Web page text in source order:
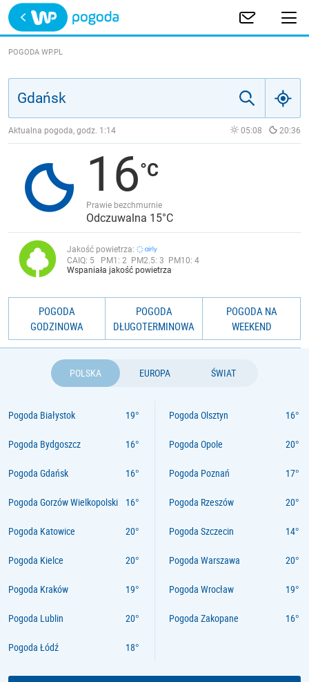
Trwa ładowanie
POLSKA
JAKOŚĆ POWIETRZA
POGODA WP.PL
Aktualna pogoda, godz. 1:14 05:08 20:36
16
Prawie bezchmurnie
Odczuwalna 15°C
Jakość powietrza:
CAIQ: 5 PM1: 2 PM2.5: 3 PM10: 4
Wspaniała jakość powietrza
POGODA
GODZINOWA
POGODA
DŁUGOTERMINOWA
POGODA NA
WEEKEND
POLSKA EUROPA ŚWIAT
Pogoda Białystok
Pogoda Bydgoszcz
Pogoda Gdańsk
Pogoda Gorzów Wielkopolski
Pogoda Katowice
Pogoda Kielce
Pogoda Kraków
Pogoda Lublin
Pogoda Łódź
Pogoda Olsztyn
Pogoda Opole
Pogoda Poznań
Pogoda Rzeszów
Pogoda Szczecin
Pogoda Warszawa
Pogoda Wrocław
Pogoda Zakopane